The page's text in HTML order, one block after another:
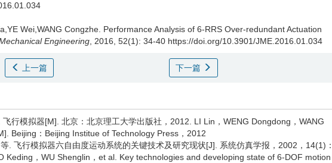
Wei,WANG Congzhe. Performance Analysis of 6-RRS Over-redundant Actuation
Engineering , 2016, 52(1): 34-40 https://doi.org/10.3901/JME.2016.01.034
上一篇 下一篇
行模拟器[M]. 北京：北京理工大学出版社，2012. LI Lin，WENG Dongdong，WANG
Beijing：Beijing Institue of Technology Press，2012
. 飞行模拟器六自由度运动系统的关键技术及研究现状[J]. 系统仿真学报，2002，14(1)：
Keding，WU Shenglin，et al. Key technologies and developing state of 6-DOF motion